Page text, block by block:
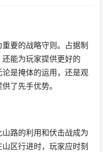
要的战略守则。占据制
能为玩家提供更好的
是掩体的运用，还是观
了先手优势。
路的利用和伏击战成为
区行进时，玩家应时刻